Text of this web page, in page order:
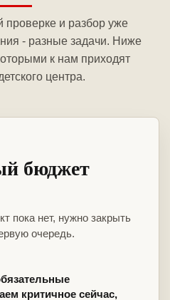
проверке и разбор уже
- разные задачи. Ниже
к нам приходят
центра.
бюджет
пока нет, нужно закрыть
очередь.
критичное сейчас,